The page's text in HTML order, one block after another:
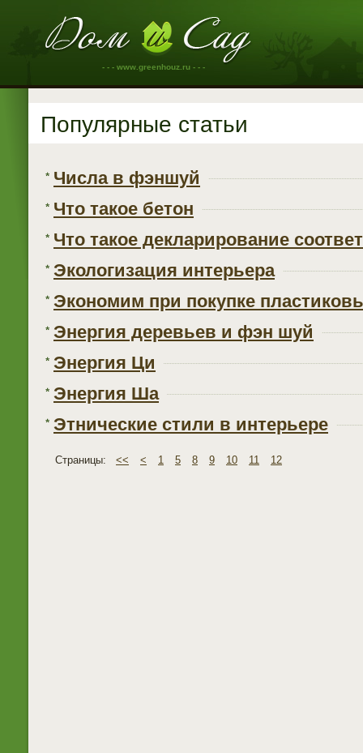
- - - www.greenhouz.ru - - -
Популярные статьи
Числа в фэншуй
Что такое бетон
Что такое декларирование
Экологизация интерьера
Экономим при покупке
Энергия деревьев и фэн шуй
Энергия Ци
Энергия Ша
Этнические стили в интерьере
Страницы: << < 1 5 8 9 10 11 12